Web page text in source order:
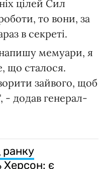
цілей Сил
то вони, за
в секреті.
мемуари, я
що сталося.
зайвого, щоб
- додав генерал-
ранку
Херсон: є